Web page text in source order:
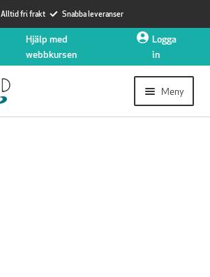
Alltid fri frakt Snabba leveranser
Hjälp med
webbkursen
Logga
in
Meny